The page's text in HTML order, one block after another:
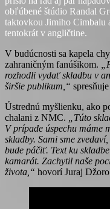
obľúbené štúdio Randal
taktovkou Jimiho Cimbalu
tentokrát v angličtine.
V budúcnosti sa kapela
zahraničným fanúšikom.
rozhodli vydať skladbu v
širšie publikum,“
Ústrednú myšlienku, ako
chalani z NMC.
„Túto
V prípade úspechu máme
skladby. Sami sme
bude páčiť. Text ku
kamarát. Zachytil naše
života,“ hovorí Juraj